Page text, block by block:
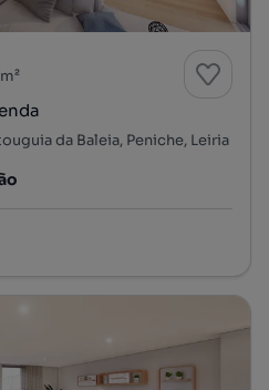
da Baleia, Peniche, Leiria